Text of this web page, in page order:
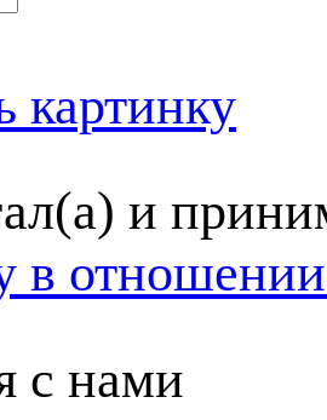
картинку
и
в
с нами